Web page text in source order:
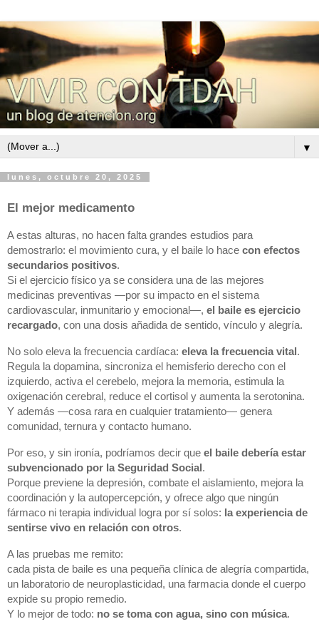
▼
lunes, octubre 20, 2025
El mejor medicamento
A estas alturas, no hacen falta grandes estudios para
demostrarlo: el movimiento cura, y el baile lo hace con efectos
secundarios positivos.
Si el ejercicio físico ya se considera una de las mejores
medicinas preventivas —por su impacto en el sistema
cardiovascular, inmunitario y emocional—, el baile es ejercicio
recargado, con una dosis añadida de sentido, vínculo y alegría.
No solo eleva la frecuencia cardíaca: eleva la frecuencia vital .
Regula la dopamina, sincroniza el hemisferio derecho con el
izquierdo, activa el cerebelo, mejora la memoria, estimula la
oxigenación cerebral, reduce el cortisol y aumenta la serotonina.
Y además —cosa rara en cualquier tratamiento— genera
comunidad, ternura y contacto humano.
Por eso, y sin ironía, podríamos decir que el baile debería estar
subvencionado por la Seguridad Social .
Porque previene la depresión, combate el aislamiento, mejora la
coordinación y la autopercepción, y ofrece algo que ningún
fármaco ni terapia individual logra por sí solos: la experiencia de
sentirse vivo en relación con otros.
A las pruebas me remito:
cada pista de baile es una pequeña clínica de alegría compartida,
un laboratorio de neuroplasticidad, una farmacia donde el cuerpo
expide su propio remedio.
Y lo mejor de todo: no se toma con agua, sino con música.